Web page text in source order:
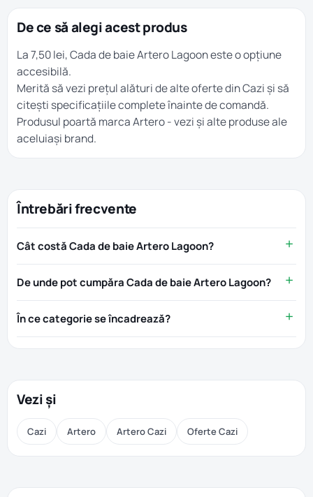
De ce să alegi acest produs
La 7,50 lei, Cada de baie Artero Lagoon este o opțiune
accesibilă.
Merită să vezi prețul alături de alte oferte dinCazi și să
citești specificațiile complete înainte de comandă.
Produsul poartă marcaArtero- vezi și alte produse ale
aceluiași brand.
Întrebări frecvente
Cât costă Cada de baie Artero Lagoon?
De unde pot cumpăra Cada de baie Artero Lagoon?
În ce categorie se încadrează?
Vezi și
Cazi Artero Artero Cazi Oferte Cazi